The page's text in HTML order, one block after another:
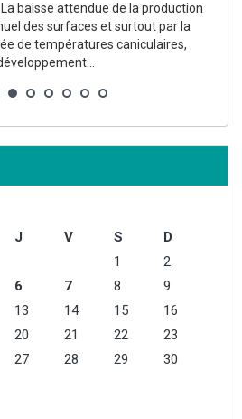
baisse attendue de la production
des surfaces et surtout par la
de températures caniculaires,
J V S
D
1
2
6 7 8
9
13 14 15
16
20 21 22
23
27 28 29
30